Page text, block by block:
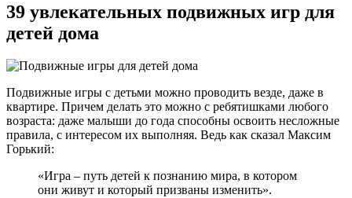
39 увлекательных подвижных игр для
детей дома
Подвижные игры с детьми можно проводить везде, даже в
квартире. Причем делать это можно с ребятишками любого
возраста: даже малыши до года способны освоить несложные
правила, с интересом их выполняя. Ведь как сказал Максим
Горький:
«Игра – путь детей к познанию мира, в котором
они живут и который призваны изменить».